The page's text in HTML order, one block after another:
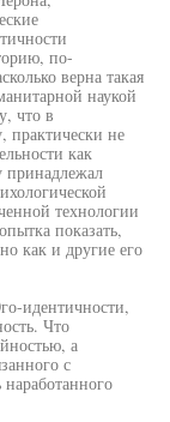
по-
верна такая
наукой
что в
практически не
как
принадлежал
технологии
показать,
как и другие его
идентичности,
Что
а
с